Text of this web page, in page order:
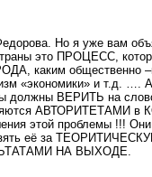
Но я уже вам
это ПРОЦЕСС,
каким
«экономики» и
должны ВЕРИТЬ на
АВТОРИТЕТАМИ
этой проблемы !!!
её за
НА ВЫХОДЕ.